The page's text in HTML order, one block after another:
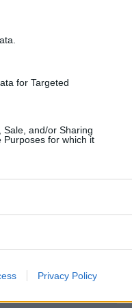
for Targeted
Sale, and/or Sharing
Purposes for which it
Privacy Policy
σωστά
ελπίζω να
με
λυκείου
και Φλώρου